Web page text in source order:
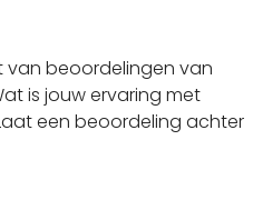
beoordelingen van
is jouw ervaring met
een beoordeling achter